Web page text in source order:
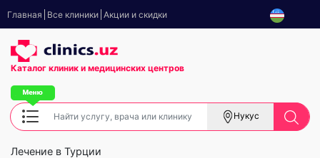
Главная Все клиники Акции и скидки
Каталог клиник и медицинских центров
Нукус
Лечение в Турции